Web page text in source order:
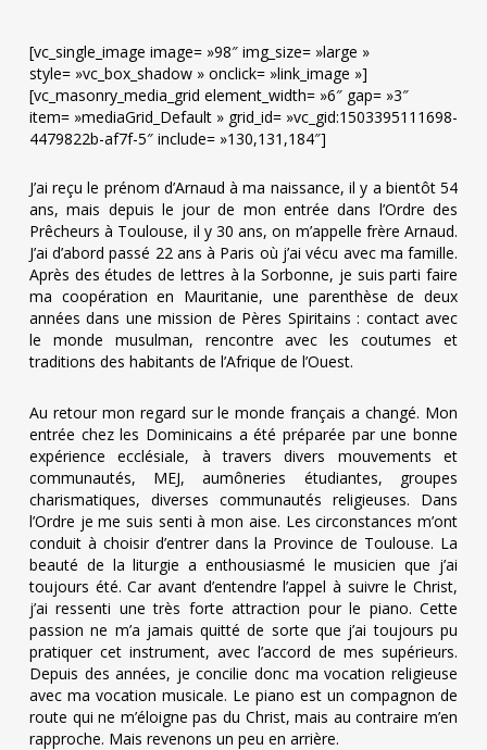
[vc_single_image image= »98″ img_size= »large »
style= »vc_box_shadow » onclick= »link_image »]
[vc_masonry_media_grid element_width= »6″ gap= »3″
item= »mediaGrid_Default » grid_id= »vc_gid:1503395111698-
4479822b-af7f-5″ include= »130,131,184″]
J’ai reçu le prénom d’Arnaud à ma naissance, il y a bientôt 54
ans, mais depuis le jour de mon entrée dans l’Ordre des
Prêcheurs à Toulouse, il y 30 ans, on m’appelle frère Arnaud.
J’ai d’abord passé 22 ans à Paris où j’ai vécu avec ma famille.
Après des études de lettres à la Sorbonne, je suis parti faire
ma coopération en Mauritanie, une parenthèse de deux
années dans une mission de Pères Spiritains : contact avec
le monde musulman, rencontre avec les coutumes et
traditions des habitants de l’Afrique de l’Ouest.
Au retour mon regard sur le monde français a changé. Mon
entrée chez les Dominicains a été préparée par une bonne
expérience ecclésiale, à travers divers mouvements et
communautés, MEJ, aumôneries étudiantes, groupes
charismatiques, diverses communautés religieuses. Dans
l’Ordre je me suis senti à mon aise. Les circonstances m’ont
conduit à choisir d’entrer dans la Province de Toulouse. La
beauté de la liturgie a enthousiasmé le musicien que j’ai
toujours été. Car avant d’entendre l’appel à suivre le Christ,
j’ai ressenti une très forte attraction pour le piano. Cette
passion ne m’a jamais quitté de sorte que j’ai toujours pu
pratiquer cet instrument, avec l’accord de mes supérieurs.
Depuis des années, je concilie donc ma vocation religieuse
avec ma vocation musicale. Le piano est un compagnon de
route qui ne m’éloigne pas du Christ, mais au contraire m’en
rapproche. Mais revenons un peu en arrière.